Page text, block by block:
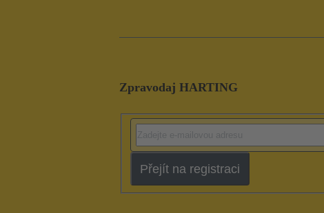
Zpravodaj HARTING
Přejít na registraci